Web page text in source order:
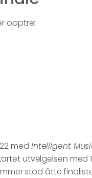
opptre:
med Intelligent
utvelgelsen med
stod åtte